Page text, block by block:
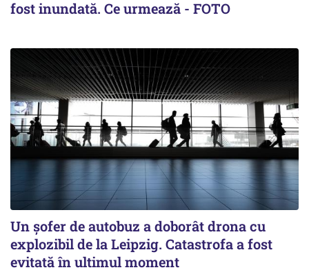
fost inundată. Ce urmează - FOTO
Un șofer de autobuz a doborât drona cu
explozibil de la Leipzig. Catastrofa a fost
evitată în ultimul moment